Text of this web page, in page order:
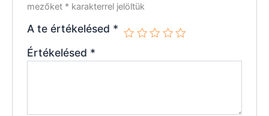
mezőket * karakterrel jelöltük
A te értékelésed *
Értékelésed *